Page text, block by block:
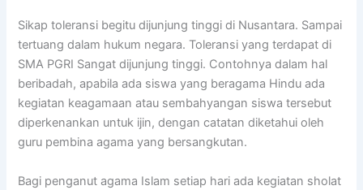
Sikap toleransi begitu dijunjung tinggi di Nusantara. Sampai
tertuang dalam hukum negara. Toleransi yang terdapat di
SMA PGRI Sangat dijunjung tinggi. Contohnya dalam hal
beribadah, apabila ada siswa yang beragama Hindu ada
kegiatan keagamaan atau sembahyangan siswa tersebut
diperkenankan untuk ijin, dengan catatan diketahui oleh
guru pembina agama yang bersangkutan.
Bagi penganut agama Islam setiap hari ada kegiatan sholat